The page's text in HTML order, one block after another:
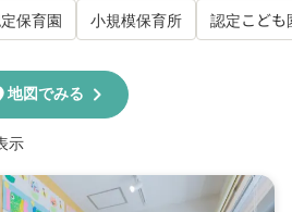
保育園 小規模保育所 認定こども
示
地図でみる chevron_right